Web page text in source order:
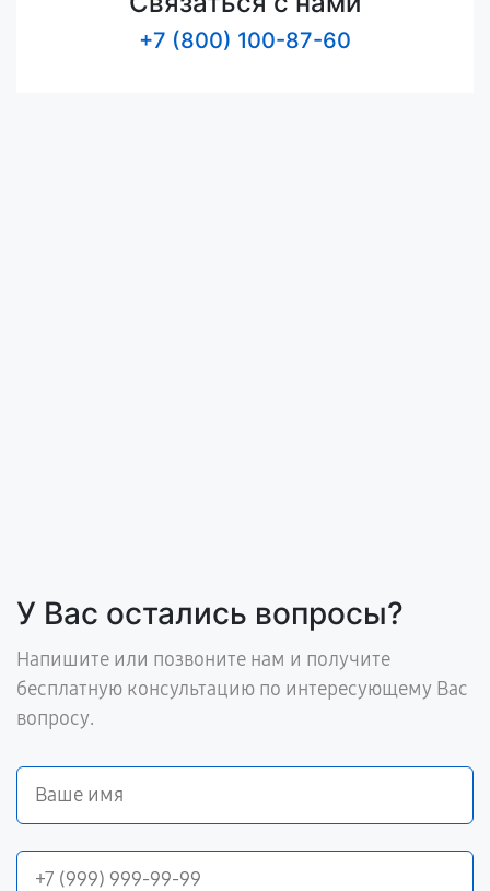
+7 (800) 100-87-60
У Вас остались вопросы?
Напишите или позвоните нам и получите
бесплатную консультацию по интересующему Вас
вопросу.